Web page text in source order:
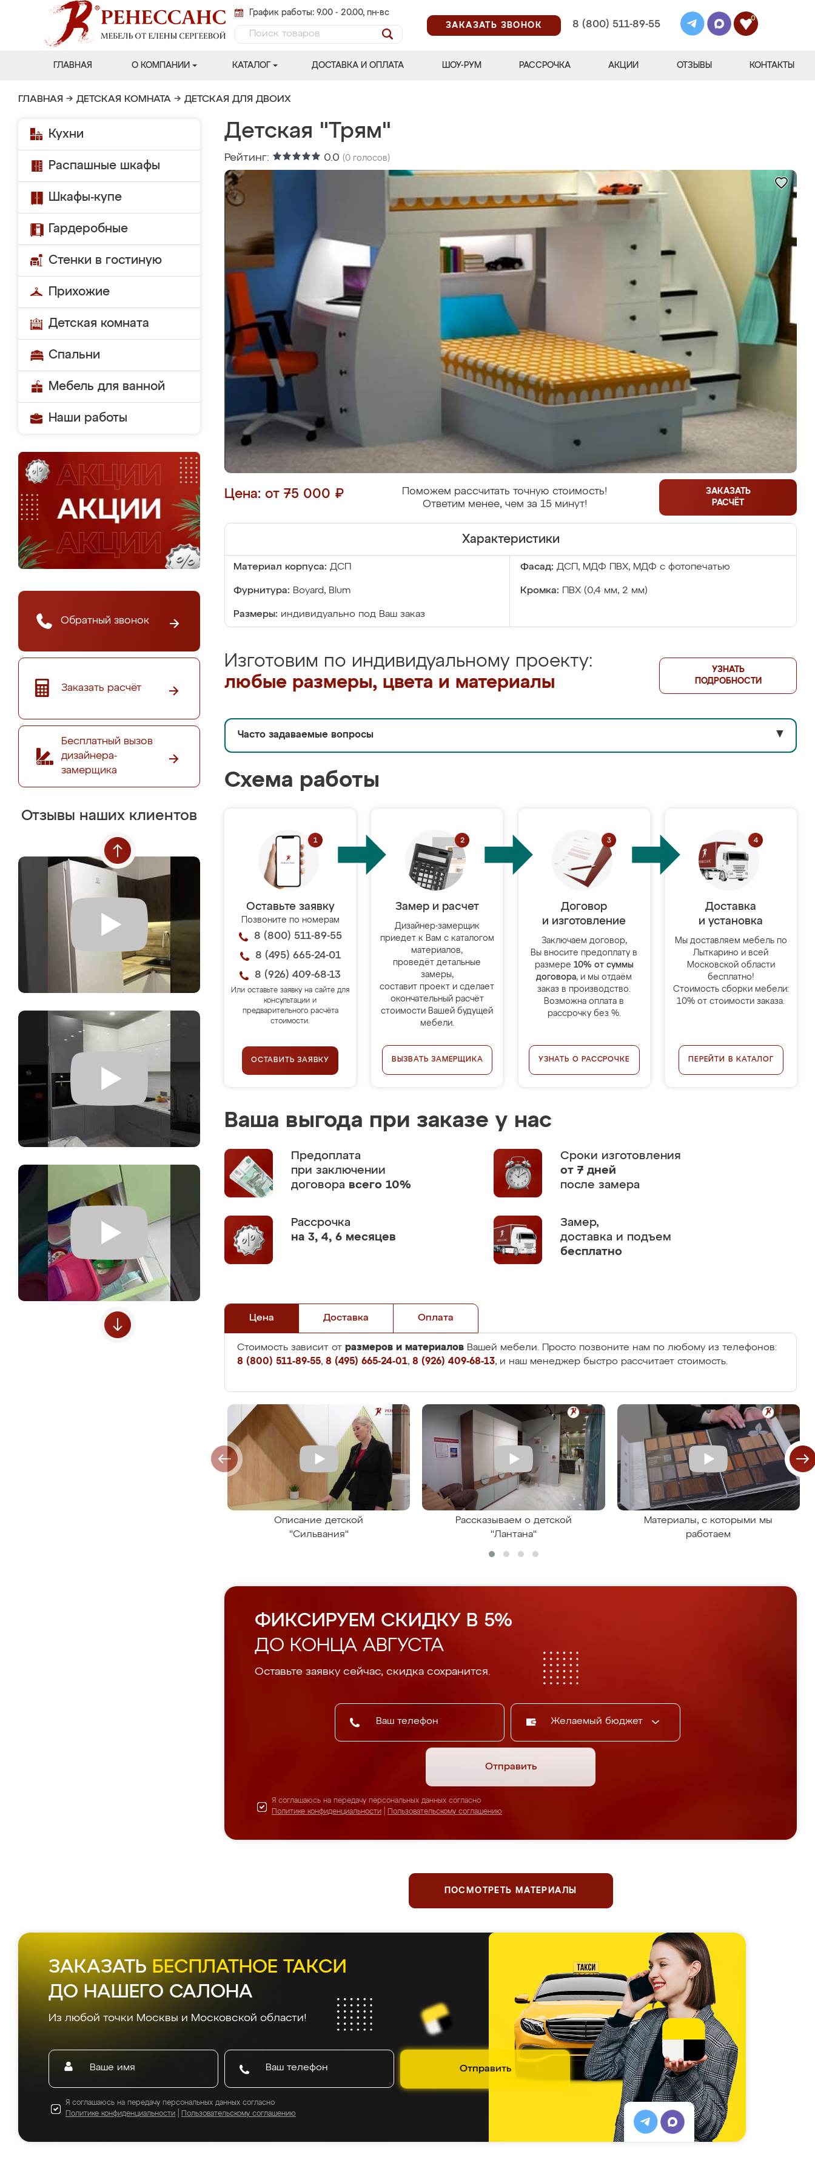
График работы: 9.00 - 20.00, пн-вс
ЗАКАЗАТЬ ЗВОНОК
8 (800) 511-89-55
0
ГЛАВНАЯ О КОМПАНИИ КАТАЛОГ ДОСТАВКА И ОПЛАТА ШОУ-РУМ РАССРОЧКА АКЦИИ ОТЗЫВЫ КОНТАКТЫ
ГЛАВНАЯ → ДЕТСКАЯ КОМНАТА → ДЕТСКАЯ ДЛЯ ДВОИХ
Кухни
Распашные шкафы
Шкафы-купе
Гардеробные
Стенки в гостиную
Прихожие
Детская комната
Спальни
Мебель для ванной
Наши работы
Обратный звонок
Заказать расчёт
Бесплатный вызов
дизайнера-
замерщика
Отзывы наших клиентов
Детская "Трям"
Рейтинг: 0.0 (0 голосов)
Цена: от 75 000 ₽
Поможем рассчитать точную стоимость!
Ответим менее, чем за 15 минут!
ЗАКАЗАТЬ
РАСЧЁТ
Характеристики
Материал корпуса: ДСП Фасад: ДСП, МДФ ПВХ, МДФ с фотопечатью
Фурнитура: Boyard, Blum Кромка: ПВХ (0,4 мм, 2 мм)
Размеры: индивидуально под Ваш заказ
Изготовим по индивидуальному проекту:
любые размеры, цвета и материалы
УЗНАТЬ
ПОДРОБНОСТИ
Часто задаваемые вопросы ▼
Схема работы
Оставьте заявку
Позвоните по номерам
8 (800) 511-89-55
8 (495) 665-24-01
8 (926) 409-68-13
Или оставьте заявку на сайте для
консультации и
предварительного расчёта
стоимости.
ОСТАВИТЬ ЗАЯВКУ
Замер и расчет
Дизайнер-замерщик
приедет к Вам с каталогом
материалов,
проведёт детальные
замеры,
составит проект и сделает
окончательный расчёт
стоимости Вашей будущей
мебели.
ВЫЗВАТЬ ЗАМЕРЩИКА
Договор
и изготовление
Заключаем договор,
Вы вносите предоплату в
размере 10% от суммы
договора, и мы отдаём
заказ в производство.
Возможна оплата в
рассрочку без %.
УЗНАТЬ О РАССРОЧКЕ
Доставка
и установка
Мы доставляем мебель по
Лыткарино и всей
Московской области
бесплатно!
Стоимость сборки мебели:
10% от стоимости заказа.
ПЕРЕЙТИ В КАТАЛОГ
Ваша выгода при заказе у нас
Предоплата
при заключении
договора всего 10%
Сроки изготовления
от 7 дней
после замера
Рассрочка
на 3, 4, 6 месяцев
Замер,
доставка и подъем
бесплатно
Цена Доставка Оплата
Стоимость зависит от размеров и материалов Вашей мебели. Просто позвоните нам по любому из телефонов:
8 (800) 511-89-55, 8 (495) 665-24-01, 8 (926) 409-68-13, и наш менеджер быстро рассчитает стоимость.
Описание детской
"Сильвания"
Рассказываем о детской
"Лантана"
Материалы, с которыми мы
работаем
ФИКСИРУЕМ СКИДКУ В 5%
ДО КОНЦА АВГУСТА
Оставьте заявку сейчас, скидка сохранится.
Желаемый бюджет
Отправить
Я соглашаюсь на передачу персональных данных согласно
Политике конфиденциальности
Пользовательскому соглашению
ПОСМОТРЕТЬ МАТЕРИАЛЫ
ЗАКАЗАТЬ БЕСПЛАТНОЕ ТАКСИ
ДО НАШЕГО САЛОНА
Из любой точки Москвы и Московской области!
Отправить
Я соглашаюсь на передачу персональных данных согласно
Политике конфиденциальности
Пользовательскому соглашению